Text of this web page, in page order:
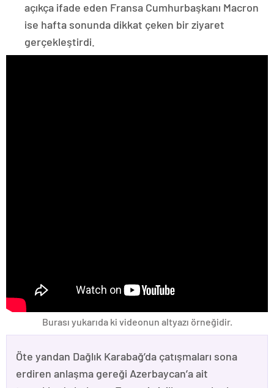
açıkça ifade eden Fransa Cumhurbaşkanı Macron
ise hafta sonunda dikkat çeken bir ziyaret
gerçekleştirdi.
Burası yukarıda ki videonun altyazı örneğidir.
Öte yandan Dağlık Karabağ’da çatışmaları sona
erdiren anlaşma gereği Azerbaycan’a ait